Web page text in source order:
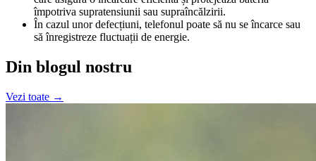
împotriva supratensiunii sau supraîncălzirii.
În cazul unor defecțiuni, telefonul poate să nu se încarce sau
să înregistreze fluctuații de energie.
Din blogul nostru
Vezi toate →